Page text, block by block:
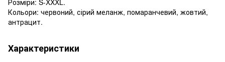
Кольори: червоний, сірий меланж, помаранчевий, жовтий,
антрацит.
Характеристики